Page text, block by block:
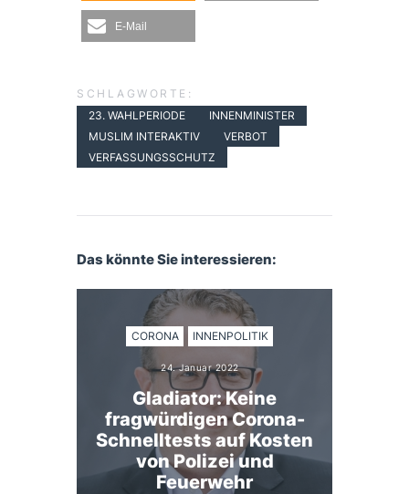
E-Mail
SCHLAGWORTE:
23. WAHLPERIODE
INNENMINISTER
MUSLIM INTERAKTIV
VERBOT
VERFASSUNGSSCHUTZ
Das könnte Sie interessieren:
CORONA INNENPOLITIK
24. Januar 2022
Gladiator: Keine
fragwürdigen Corona-
Schnelltests auf Kosten
von Polizei und
Feuerwehr